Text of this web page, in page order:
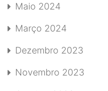
Maio 2024
Março 2024
Dezembro 2023
Novembro 2023